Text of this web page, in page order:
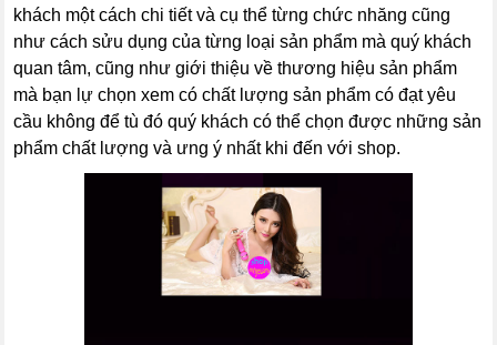
khách một cách chi tiết và cụ thể từng chức nhăng cũng
như cách sửu dụng của từng loại sản phẩm mà quý khách
quan tâm, cũng như giới thiệu về thương hiệu sản phẩm
mà bạn lự chọn xem có chất lượng sản phẩm có đạt yêu
cầu không để tù đó quý khách có thể chọn được những sản
phẩm chất lượng và ưng ý nhất khi đến với shop.